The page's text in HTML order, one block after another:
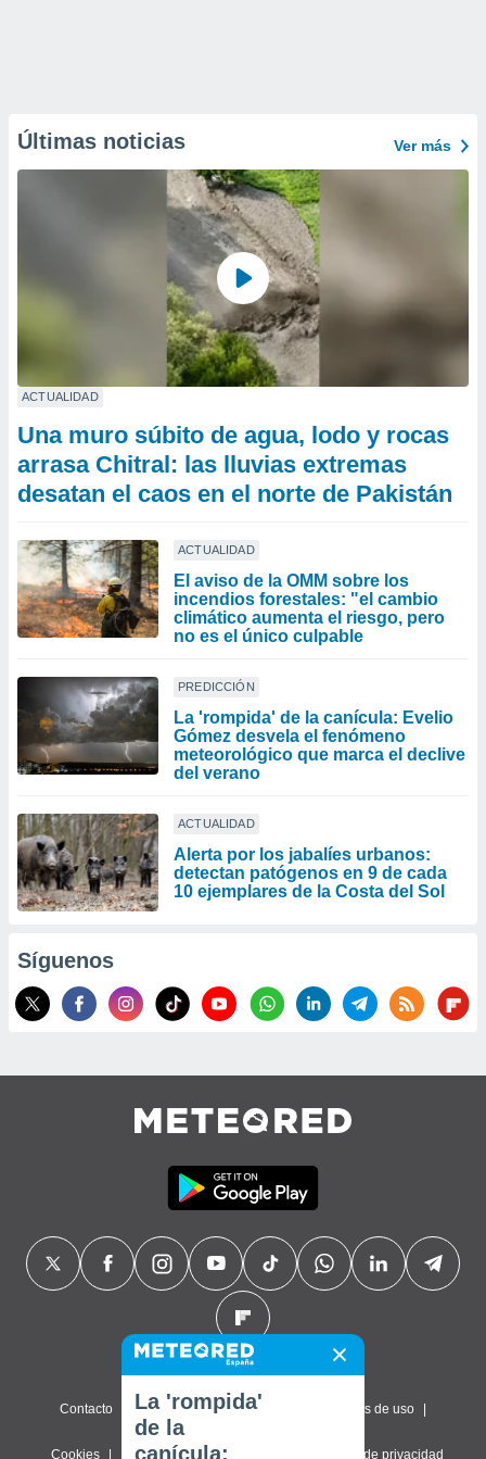
Últimas noticias Ver más
ACTUALIDAD
Una muro súbito de agua, lodo y rocas
arrasa Chitral: las lluvias extremas
desatan el caos en el norte de Pakistán
ACTUALIDAD
El aviso de la OMM sobre los
incendios forestales: "el cambio
climático aumenta el riesgo, pero
no es el único culpable
PREDICCIÓN
La 'rompida' de la canícula: Evelio
Gómez desvela el fenómeno
meteorológico que marca el declive
del verano
ACTUALIDAD
Alerta por los jabalíes urbanos:
detectan patógenos en 9 de cada
10 ejemplares de la Costa del Sol
Síguenos
Contacto Sobre nosotros Términos de uso
Cookies Política de privacidad Configuración de privacidad
La 'rompida'
de la
canícula: